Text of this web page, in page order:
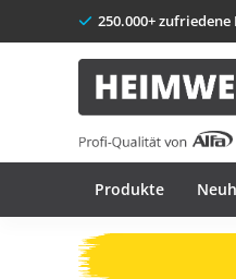
250.000+ zufriedene
Produkte